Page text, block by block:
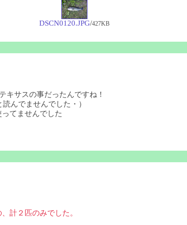
DSCN0120.JPG/427KB
キサスの事だったんですね！
んでませんでした・）
てませんでした
計２匹のみでした。